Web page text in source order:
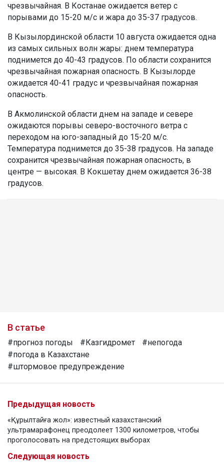
чрезвычайная. В Костанае ожидается ветер с
порывами до 15-20 м/с и жара до 35-37 градусов.
В Кызылординской области 10 августа ожидается одна
из самых сильных волн жары: днем температура
поднимется до 40-43 градусов. По области сохранится
чрезвычайная пожарная опасность. В Кызылорде
ожидается 40-41 градус и чрезвычайная пожарная
опасность.
В Акмолинской области днем на западе и севере
ожидаются порывы северо-восточного ветра с
переходом на юго-западный до 15-20 м/с.
Температура поднимется до 35-38 градусов. На западе
сохранится чрезвычайная пожарная опасность, в
центре — высокая. В Кокшетау днем ожидается 36-38
градусов.
В статье
#прогноз погоды #Казгидромет
#непогода
#погода в Казахстане
#штормовое предупреждение
Предыдущая новость
«Құрылтайға жол»: известный казахстанский
ультрамарафонец преодолеет 1300 километров, чтобы
проголосовать на предстоящих выборах
Следующая новость